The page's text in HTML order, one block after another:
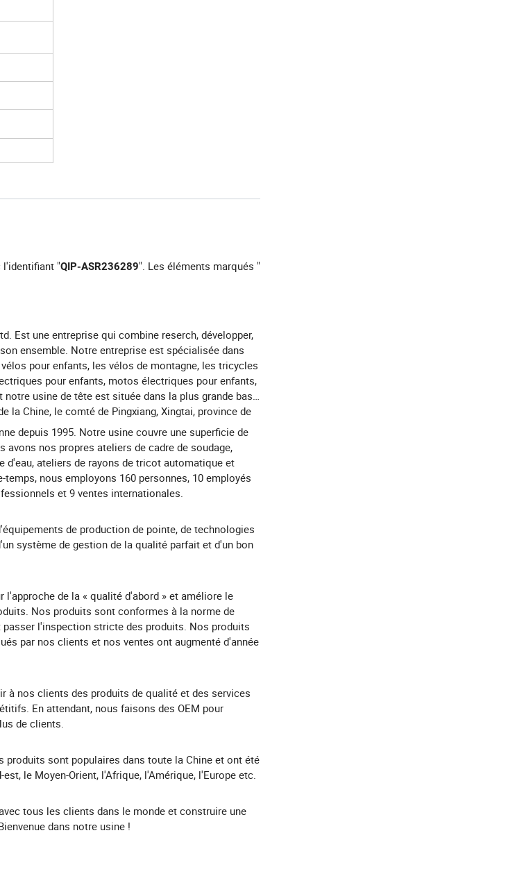
l'identifiant "QIP-ASR236289". Les éléments marqués "
Est une entreprise qui combine reserch, développer,
ensemble. Notre entreprise est spécialisée dans
pour enfants, les vélos de montagne, les tricycles
pour enfants, motos électriques pour enfants,
usine de tête est située dans la plus grande base
la Chine, le comté de Pingxiang, Xingtai, province de
depuis 1995. Notre usine couvre une superficie de
avons nos propres ateliers de cadre de soudage,
d'eau, ateliers de rayons de tricot automatique et
temps, nous employons 160 personnes, 10 employés
et 9 ventes internationales.
de production de pointe, de technologies
système de gestion de la qualité parfait et d'un bon
l'approche de la « qualité d'abord » et améliore le
Nos produits sont conformes à la norme de
passer l'inspection stricte des produits. Nos produits
par nos clients et nos ventes ont augmenté d'année
à nos clients des produits de qualité et des services
En attendant, nous faisons des OEM pour
de clients.
produits sont populaires dans toute la Chine et ont été
le Moyen-Orient, l'Afrique, l'Amérique, l'Europe etc.
tous les clients dans le monde et construire une
dans notre usine !